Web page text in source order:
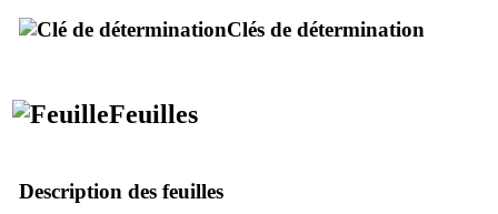
Clés de détermination
Feuilles
Description des feuilles